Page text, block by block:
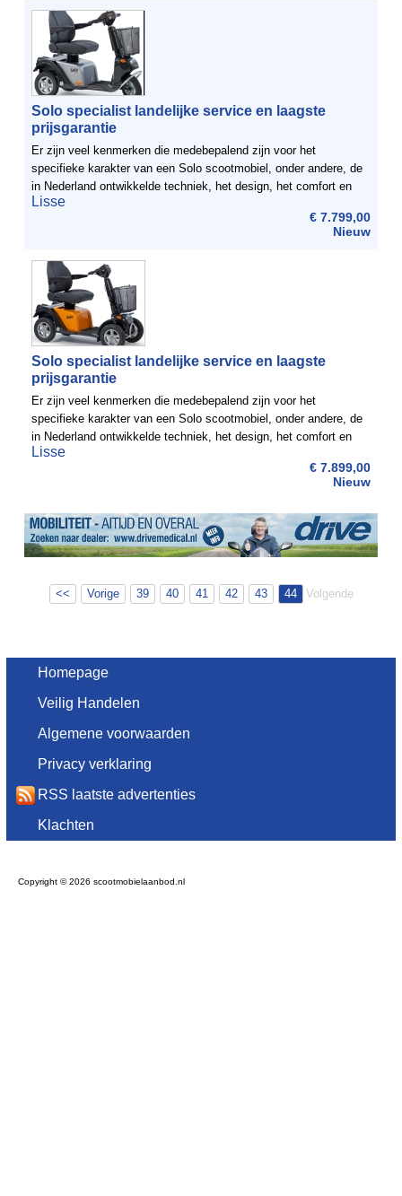
Solo specialist landelijke service en laagste
prijsgarantie
Er zijn veel kenmerken die medebepalend zijn voor het
specifieke karakter van een Solo scootmobiel, onder andere, de
in Nederland ontwikkelde techniek, het design, het comfort en
prestaties plus een verfijnde rijbeleving. Het is de ...
Lisse
€ 7.799,00
Nieuw
Solo specialist landelijke service en laagste
prijsgarantie
Er zijn veel kenmerken die medebepalend zijn voor het
specifieke karakter van een Solo scootmobiel, onder andere, de
in Nederland ontwikkelde techniek, het design, het comfort en
prestaties plus een verfijnde rijbeleving. Het is de ...
Lisse
€ 7.899,00
Nieuw
<< Vorige 39 40 41 42 43 44 Volgende
Homepage
Veilig Handelen
Algemene voorwaarden
Privacy verklaring
RSS laatste advertenties
Klachten
Copyright © 2026 scootmobielaanbod.nl